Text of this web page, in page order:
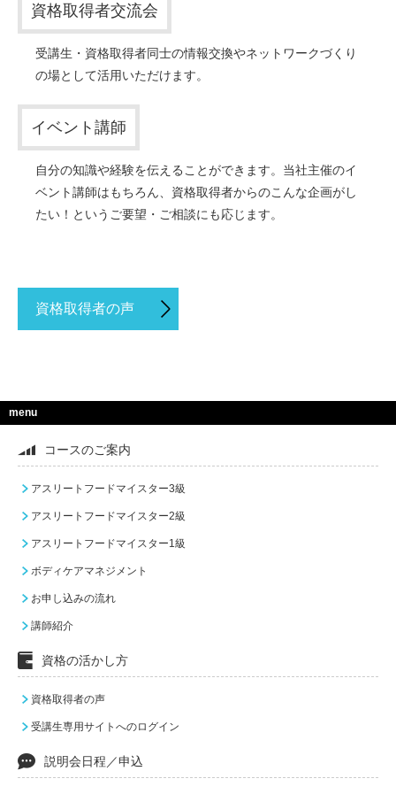
資格取得者交流会
受講生・資格取得者同士の情報交換やネットワークづくり
の場として活用いただけます。
イベント講師
自分の知識や経験を伝えることができます。当社主催のイ
ベント講師はもちろん、資格取得者からのこんな企画がし
たい！というご要望・ご相談にも応じます。
資格取得者の声
menu
コースのご案内
アスリートフードマイスター3級
アスリートフードマイスター2級
アスリートフードマイスター1級
ボディケアマネジメント
お申し込みの流れ
講師紹介
資格の活かし方
資格取得者の声
受講生専用サイトへのログイン
説明会日程／申込